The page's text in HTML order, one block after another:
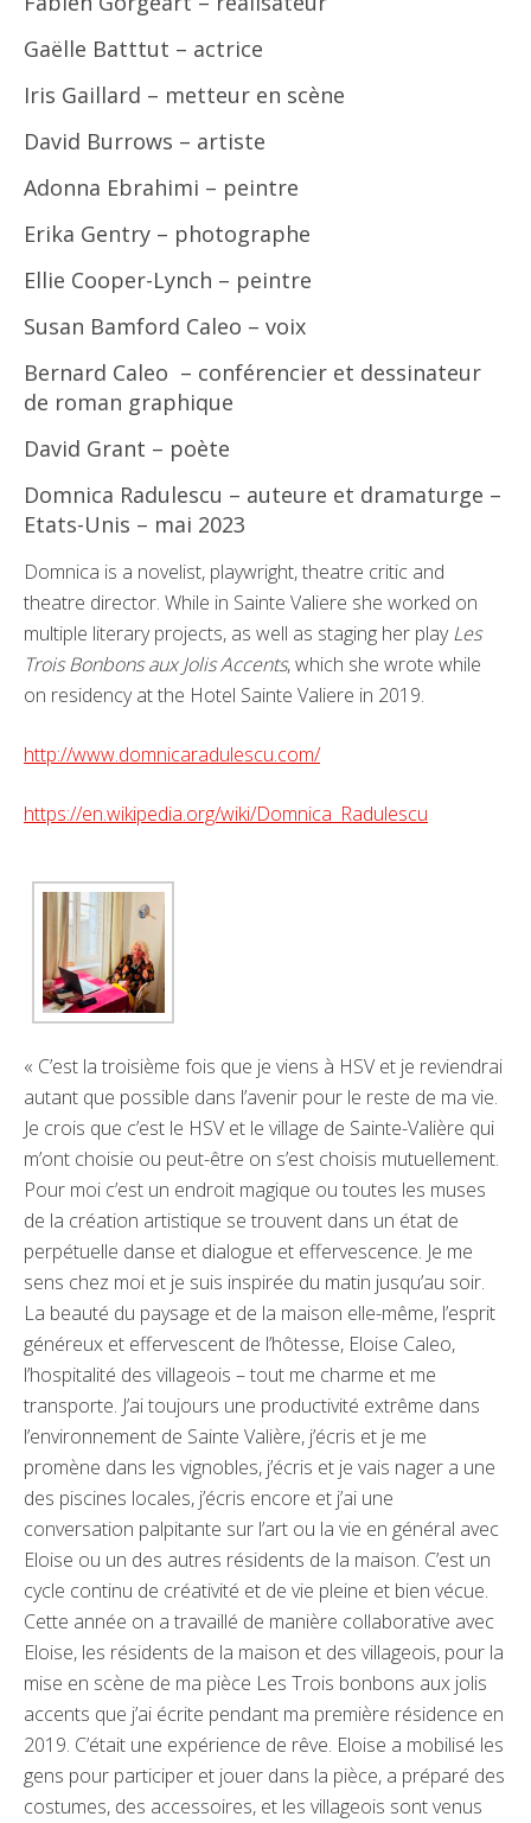
Gaëlle Batttut – actrice
Iris Gaillard – metteur en scène
David Burrows – artiste
Adonna Ebrahimi – peintre
Erika Gentry – photographe
Ellie Cooper-Lynch – peintre
Susan Bamford Caleo – voix
Bernard Caleo – conférencier et dessinateur
de roman graphique
David Grant – poète
Domnica Radulescu – auteure et dramaturge –
Etats-Unis – mai 2023
Domnica is a novelist, playwright, theatre critic and
theatre director. While in Sainte Valiere she worked on
multiple literary projects, as well as staging her playLes
Trois Bonbons aux Jolis Accents, which she wrote while
on residency at the Hotel Sainte Valiere in 2019.
http://www.domnicaradulescu.com/
https://en.wikipedia.org/wiki/Domnica_Radulescu
« C’est la troisième fois que je viens à HSV et je reviendrai
autant que possible dans l’avenir pour le reste de ma vie.
Je crois que c’est le HSV et le village de Sainte-Valière qui
m’ont choisie ou peut-être on s’est choisis mutuellement.
Pour moi c’est un endroit magique ou toutes les muses
de la création artistique se trouvent dans un état de
perpétuelle danse et dialogue et effervescence. Je me
sens chez moi et je suis inspirée du matin jusqu’au soir.
La beauté du paysage et de la maison elle-même, l’esprit
généreux et effervescent de l’hôtesse, Eloise Caleo,
l’hospitalité des villageois – tout me charme et me
transporte. J’ai toujours une productivité extrême dans
l’environnement de Sainte Valière, j’écris et je me
promène dans les vignobles, j’écris et je vais nager a une
des piscines locales, j’écris encore et j’ai une
conversation palpitante sur l’art ou la vie en général avec
Eloise ou un des autres résidents de la maison. C’est un
cycle continu de créativité et de vie pleine et bien vécue.
Cette année on a travaillé de manière collaborative avec
Eloise, les résidents de la maison et des villageois, pour la
mise en scène de ma pièce Les Trois bonbons aux jolis
accents que j’ai écrite pendant ma première résidence en
2019. C’était une expérience de rêve. Eloise a mobilisé les
gens pour participer et jouer dans la pièce, a préparé des
costumes, des accessoires, et les villageois sont venus